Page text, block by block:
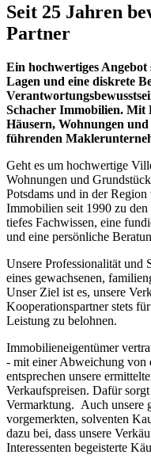
Seit 25 Jahren
Partner
Ein hochwertiges
Lagen und eine diskrete
Schacher Immobilien. Mit
Häusern, Wohnungen
führenden
Geht es um hochwertige
Wohnungen und
Potsdams und in der
Immobilien seit 1990 zu den
tiefes Fachwissen, eine
und eine persönliche
Unsere Professionalität und
eines gewachsenen,
Unser Ziel ist es, unsere
Kooperationspartner stets
Leistung zu belohnen.
Immobilieneigentümer
- mit einer Abweichung von
entsprechen unsere
Verkaufspreisen. Dafür
Vermarktung. Auch unsere
vorgemerkten, solventen
dazu bei, dass unsere
Interessenten begeisterte